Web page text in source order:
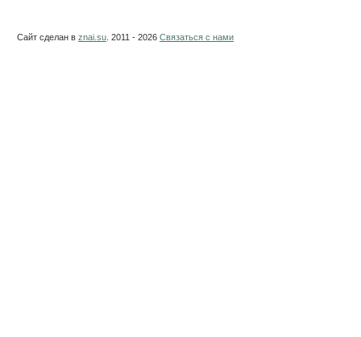
Сайт сделан в znai.su . 2011 - 2026 Связаться с нами